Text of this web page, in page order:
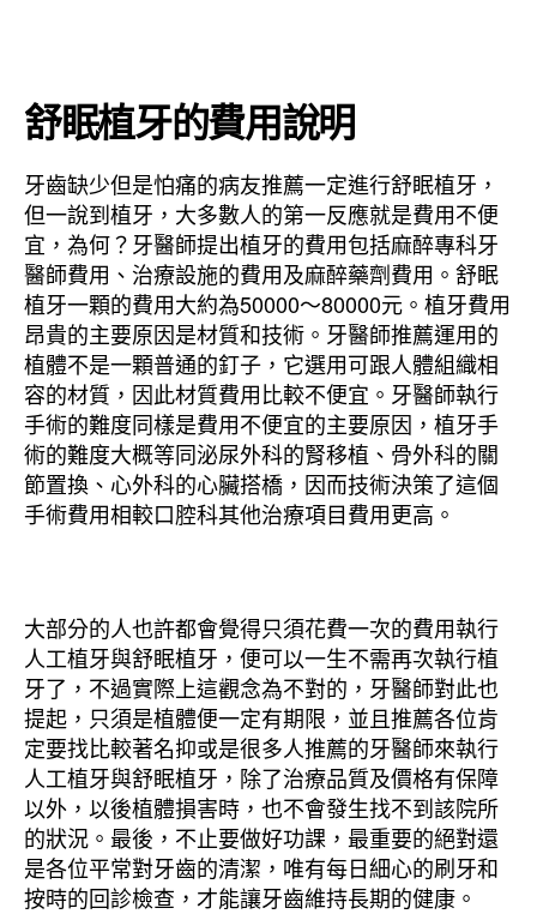
舒眠植牙的費用說明
牙齒缺少但是怕痛的病友推薦一定進行舒眠植牙，
但一說到植牙，大多數人的第一反應就是費用不便
宜，為何？牙醫師提出植牙的費用包括麻醉專科牙
醫師費用、治療設施的費用及麻醉藥劑費用。舒眠
植牙一顆的費用大約為50000～80000元。植牙費用
昂貴的主要原因是材質和技術。牙醫師推薦運用的
植體不是一顆普通的釘子，它選用可跟人體組織相
容的材質，因此材質費用比較不便宜。牙醫師執行
手術的難度同樣是費用不便宜的主要原因，植牙手
術的難度大概等同泌尿外科的腎移植、骨外科的關
節置換、心外科的心臟搭橋，因而技術決策了這個
手術費用相較口腔科其他治療項目費用更高。
大部分的人也許都會覺得只須花費一次的費用執行
人工植牙與舒眠植牙，便可以一生不需再次執行植
牙了，不過實際上這觀念為不對的，牙醫師對此也
提起，只須是植體便一定有期限，並且推薦各位肯
定要找比較著名抑或是很多人推薦的牙醫師來執行
人工植牙與舒眠植牙，除了治療品質及價格有保障
以外，以後植體損害時，也不會發生找不到該院所
的狀況。最後，不止要做好功課，最重要的絕對還
是各位平常對牙齒的清潔，唯有每日細心的刷牙和
按時的回診檢查，才能讓牙齒維持長期的健康。